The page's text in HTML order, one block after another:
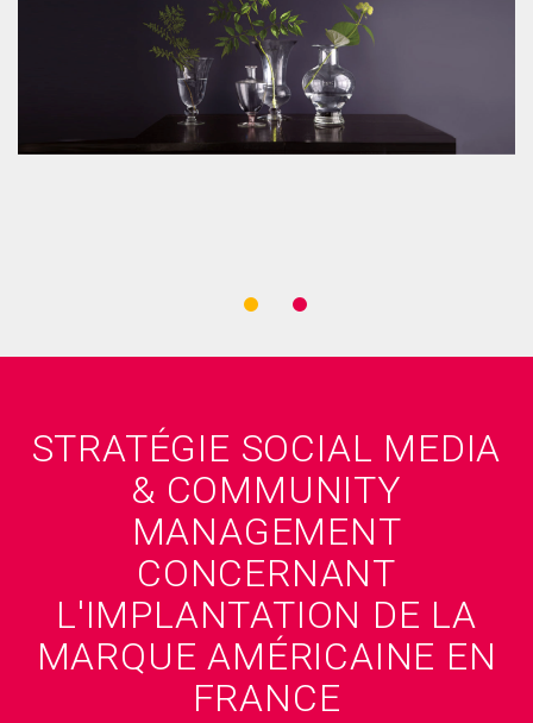
STRATÉGIE SOCIAL MEDIA
& COMMUNITY
MANAGEMENT
CONCERNANT
L'IMPLANTATION DE LA
MARQUE AMÉRICAINE EN
FRANCE